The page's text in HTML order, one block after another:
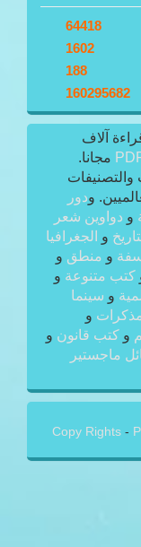
64418
1602
188
160295682
آلاف
مجانا.
ودور
و دواوين شعر
و الجغرافيا
و منطق و
كتب متنوعة و
و سينما
و
و كتب قانون و
ماجستير
Copy Rights -